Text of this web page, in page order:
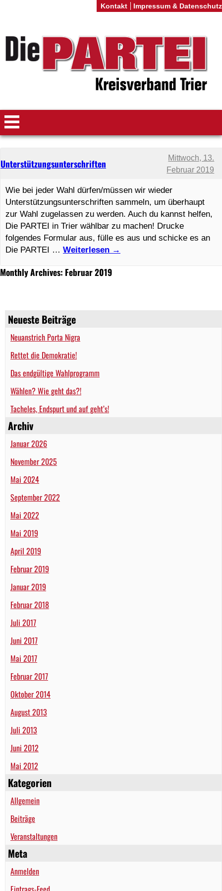
Neueste Beiträge
Neuanstrich Porta Nigra
Rettet die Demokratie!
Das endgültige Wahlprogramm
Wählen? Wie geht das?!
Tacheles, Endspurt und auf geht’s!
Archiv
Januar 2026
November 2025
Mai 2024
September 2022
Mai 2022
Mai 2019
April 2019
Februar 2019
Januar 2019
Februar 2018
Juli 2017
Juni 2017
Mai 2017
Februar 2017
Oktober 2014
August 2013
Juli 2013
Juni 2012
Mai 2012
Kategorien
Allgemein
Beiträge
Veranstaltungen
Meta
Anmelden
Monthly Archives: Februar 2019
Unterstützungsunterschriften
Mittwoch, 13.
Februar 2019
Wie bei jeder Wahl dürfen/müssen wir wieder
Unterstützungsunterschriften sammeln, um überhaupt
zur Wahl zugelassen zu werden. Auch du kannst helfen,
Die PARTEI in Trier wählbar zu machen! Drucke
folgendes Formular aus, fülle es aus und schicke es an
Die PARTEI … Weiterlesen →
Kontakt Impressum & Datenschutz